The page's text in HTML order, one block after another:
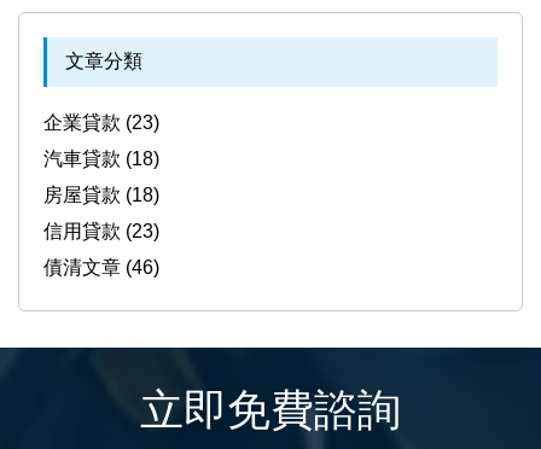
文章分類
企業貸款 (23)
汽車貸款 (18)
房屋貸款 (18)
信用貸款 (23)
債清文章 (46)
立即免費諮詢